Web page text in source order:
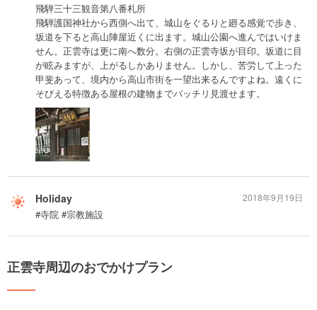
飛騨三十三観音第八番札所
飛騨護国神社から西側へ出て、城山をぐるりと廻る感覚で歩き、
坂道を下ると高山陣屋近くに出ます。城山公園へ進んではいけま
せん。正雲寺は更に南へ数分。右側の正雲寺坂が目印。坂道に目
が眩みますが、上がるしかありません。しかし、苦労して上った
甲斐あって、境内から高山市街を一望出来るんですよね。遠くに
そびえる特徴ある屋根の建物までバッチリ見渡せます。
Holiday
#寺院 #宗教施設
2018年9月19日
正雲寺周辺のおでかけプラン